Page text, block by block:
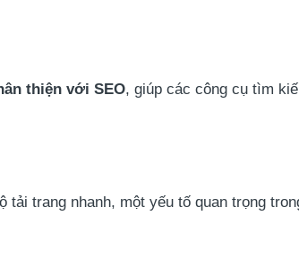
thiện với SEO, giúp các công cụ tìm
trang nhanh, một yếu tố quan trọng